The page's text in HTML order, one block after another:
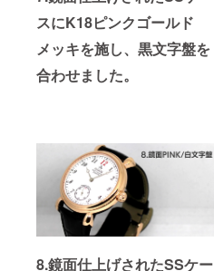
スにK18ピンクゴールド
メッキを施し、黒文字盤を
合わせました。
8.鏡面仕上げされたSSケー